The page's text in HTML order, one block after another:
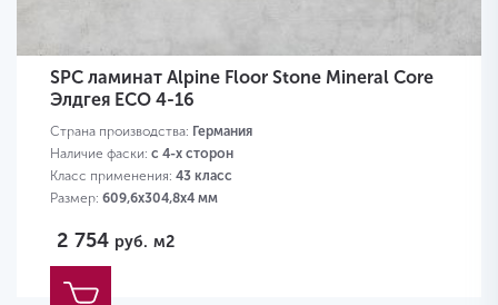
SPC ламинат Alpine Floor Stone Mineral Core
Элдгея ЕСО 4-16
Страна производства: Германия
Наличие фаски: с 4-х сторон
Класс применения: 43 класс
Размер: 609,6х304,8х4 мм
2 754 руб. м2